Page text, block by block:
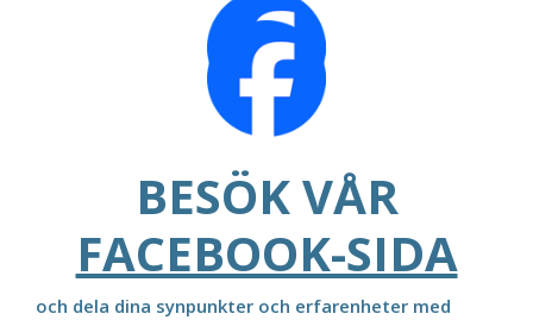
BESÖK VÅR
FACEBOOK-SIDA
och dela dina synpunkter och erfarenheter med